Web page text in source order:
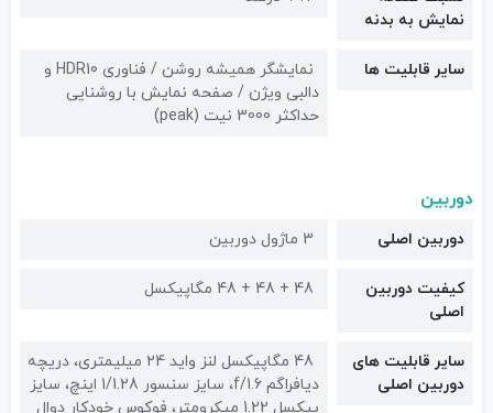
نمایش به بدنه
سایر قابلیت ها
نمایشگر همیشه روشن / فناوری HDR10 و
دالبی ویژن / صفحه نمایش با روشنایی
حداکثر 3000 نیت (peak)
دوربین
دوربین اصلی 3 ماژول دوربین
کیفیت دوربین‌
اصلی
48 + 48 + 48 مگاپیکسل
سایر قابلیت های
دوربین اصلی
48 مگاپیکسل لنز واید 24 میلیمتری، دریچه
دیافراگم f/1.6، سایز سنسور 1/1.28 اینچ، سایز
پیکسل 1.22 میکرومتر، فوکوس خودکار دوال